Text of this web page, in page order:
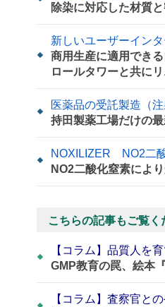
除染に対応した材質
新しいユーザーイン
商用生産に適用でき
ロールタワーと共に
医薬品の受託製造（
持田製薬工場だけの
NOXILIZER NO2二
NO2二酸化窒素によ
こちらの記事もご覧く
【コラム】品質人を
GMP教育の罠、絵本
【コラム】査察官と